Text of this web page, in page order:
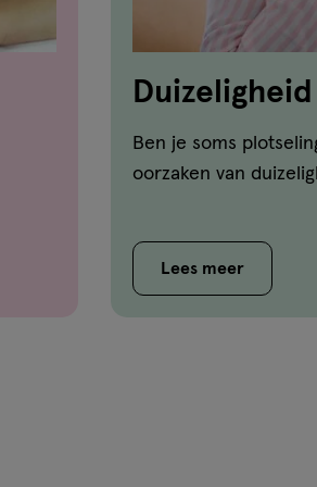
Duizeligheid
Ben je soms
oorzaken van
Lees meer